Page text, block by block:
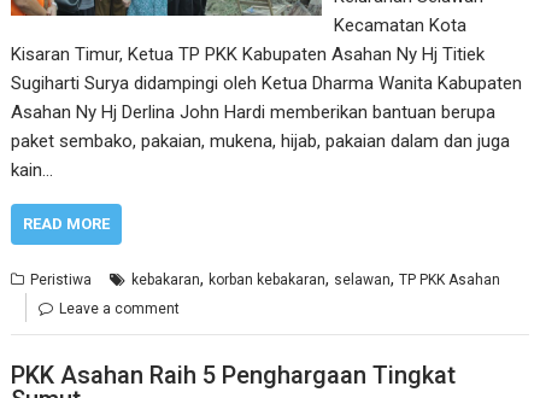
Kecamatan Kota
Kisaran Timur, Ketua TP PKK Kabupaten Asahan Ny Hj Titiek
Sugiharti Surya didampingi oleh Ketua Dharma Wanita Kabupaten
Asahan Ny Hj Derlina John Hardi memberikan bantuan berupa
paket sembako, pakaian, mukena, hijab, pakaian dalam dan juga
kain…
READ MORE
Peristiwa kebakaran,korban kebakaran, selawan,TP PKK Asahan
Leave a comment
PKK Asahan Raih 5 Penghargaan Tingkat